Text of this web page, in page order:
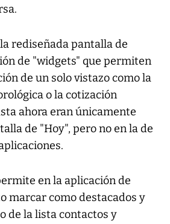
rediseñada pantalla de
de "widgets" que permiten
de un solo vistazo como la
o la cotización
ahora eran únicamente
de "Hoy", pero no en la de
en la aplicación de
marcar como destacados y
de la lista contactos y